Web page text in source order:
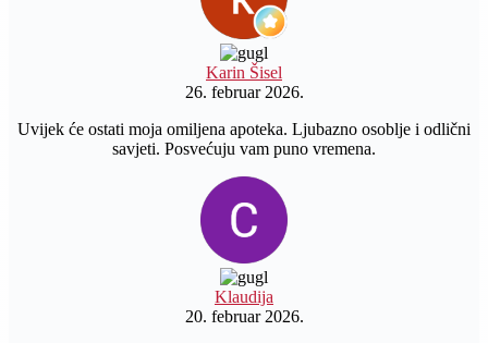
Karin Šisel
26. februar 2026.
Uvijek će ostati moja omiljena apoteka. Ljubazno osoblje i odlični
savjeti. Posvećuju vam puno vremena.
Klaudija
20. februar 2026.